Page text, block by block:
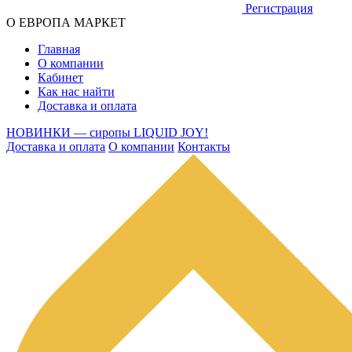
Регистрация
О ЕВРОПА МАРКЕТ
Главная
О компании
Кабинет
Как нас найти
Доставка и оплата
НОВИНКИ — сиропы LIQUID JOY!
Доставка и оплата О компании Контакты